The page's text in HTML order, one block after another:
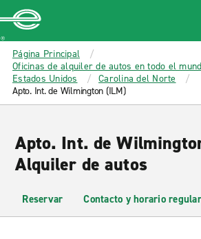
MAIN
CONTENT
Enterprise
Página Principal
Oficinas de alquiler de autos en todo el
Estados Unidos
Carolina del Norte
Apto. Int. de Wilmington (ILM)
Apto. Int. de
Alquiler de autos
Reservar Contacto y horario regular